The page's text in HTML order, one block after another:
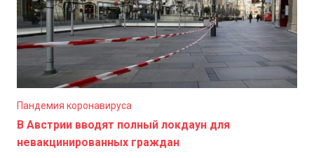
Пандемия коронавируса
В Австрии вводят полный локдаун для
невакцинированных граждан